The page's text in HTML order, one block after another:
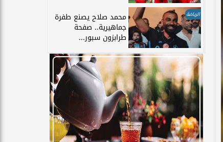
الرياضة محمد صلاح يصنع طفرة
جماهيرية.. صفحة
طرابزون سبور...